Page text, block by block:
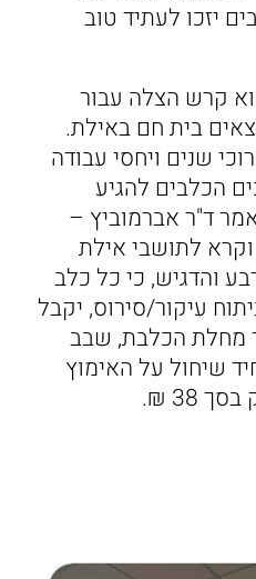
יזכו לעתיד טוב
קרש הצלה עבור
בית חם באילת.
שנים ויחסי עבודה
הכלבים להגיע
ד"ר אברמוביץ –
וקרא לתושבי אילת
והדגיש, כי כל כלב
עיקור/סירוס, יקבל
מחלת הכלבת, שבב
שיחול על האימוץ
38 ₪.